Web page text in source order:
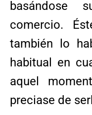
basándose
comercio.
también lo
habitual en
aquel
preciase de